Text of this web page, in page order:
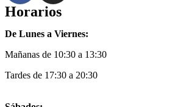
Horarios
De Lunes a Viernes:
Mañanas de 10:30 a 13:30
Tardes de 17:30 a 20:30